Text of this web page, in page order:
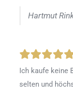
Hartmut
Ich kaufe keine
selten und